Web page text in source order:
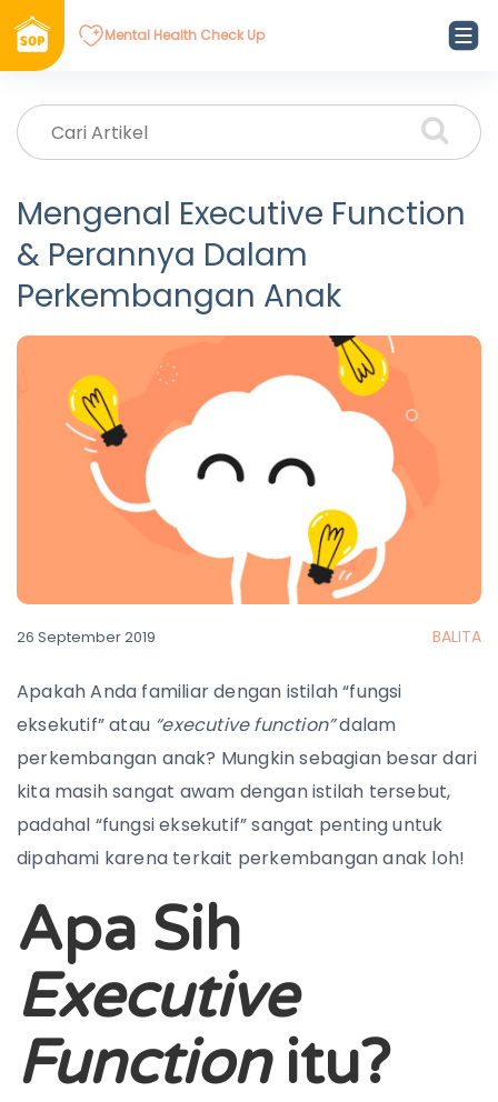
Mental Health Check Up
Mengenal Executive Function
& Perannya Dalam
Perkembangan Anak
26 September 2019 BALITA
Apakah Anda familiar dengan istilah “fungsi
eksekutif” atau “executive function”dalam
perkembangan anak? Mungkin sebagian besar dari
kita masih sangat awam dengan istilah tersebut,
padahal “fungsi eksekutif” sangat penting untuk
dipahami karena terkait perkembangan anak loh!
Apa Sih
Executive
Functionitu?